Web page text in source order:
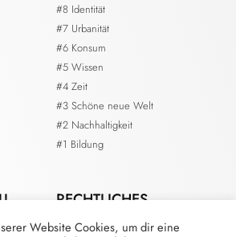
#8 Identität
#7 Urbanität
#6 Konsum
#5 Wissen
#4 Zeit
#3 Schöne neue Welt
#2 Nachhaltigkeit
#1 Bildung
RECHTLICHES
Impressum
Website Cookies, um dir eine